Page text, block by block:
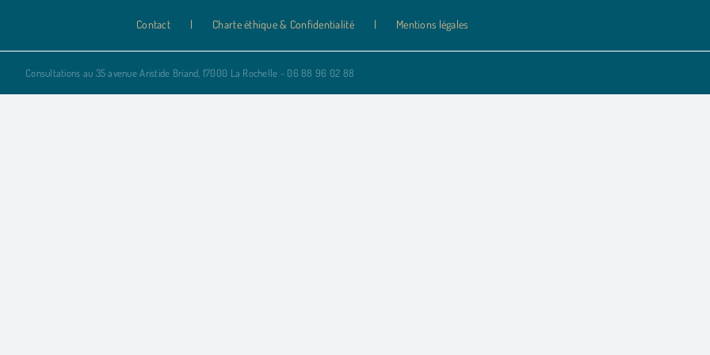
Contact Charte éthique & Confidentialité Mentions légales
Consultations au 35 avenue Aristide Briand, 17000 La Rochelle - 06 88 96 02 88